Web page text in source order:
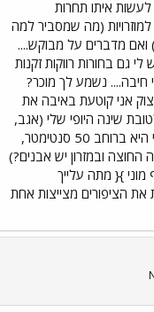
איתו תחרות
(מה שמסביר למה
מדברים על מבוקש....
לי גם בחורות רווקות זקנות
חיבה.... נשמע לך מוכר?
אני קוטעת באיבה את
שינה היופי שלי (אגב,
כבר הזכרתי שהמיטה שלי היא ברוחב 50 סנטימטר,
החוצה ובמזרון יש אבנים?)
מוני }{ מתה עלייך
הציפורים מצייצות אחת